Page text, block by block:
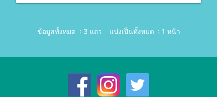
ข้อมูลทั้งหมด : 3 แถว แบ่งเป็นทั้งหมด : 1 หน้า